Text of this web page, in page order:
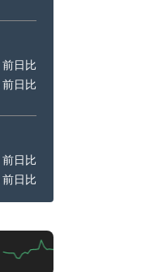
BNB